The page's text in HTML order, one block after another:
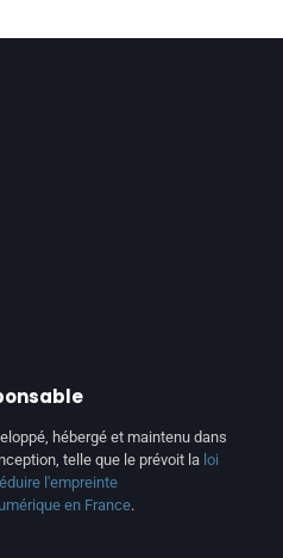
hébergé et maintenu dans
telle que le prévoit la loi
l'empreinte
en France.